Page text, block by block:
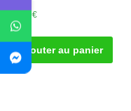
40.00€
Ajouter au panier